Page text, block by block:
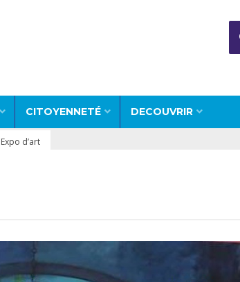
CITOYENNETÉ DECOUVRIR
Expo d’art